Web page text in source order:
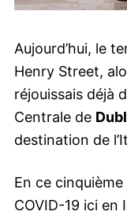
Aujourd’hui, le
Henry Street,
réjouissais déjà
Centrale de
destination de
En ce
COVID-19 ici en